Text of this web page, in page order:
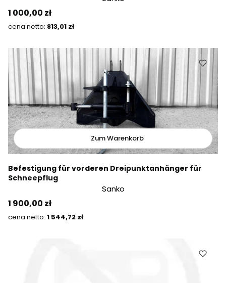
Preis
1 000,00 zł
Preis
813,01 zł
Zum Warenkorb
Befestigung für vorderen Dreipunktanhänger für
Schneepflug
Sanko
Preis
1 900,00 zł
Preis
1 544,72 zł